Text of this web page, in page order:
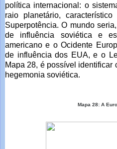
política internacional: o
raio planetário,
Superpotência. O mundo
de influência soviética e
americano e o Ocidente
de influência dos EUA, e o
Mapa 28, é possível identificar
hegemonia soviética.
Mapa 28: A